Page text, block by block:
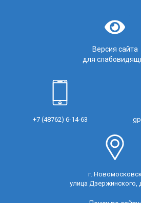
Версия сайта
для
+7 (48762) 6-14-63
г.
улица Дзержинского,